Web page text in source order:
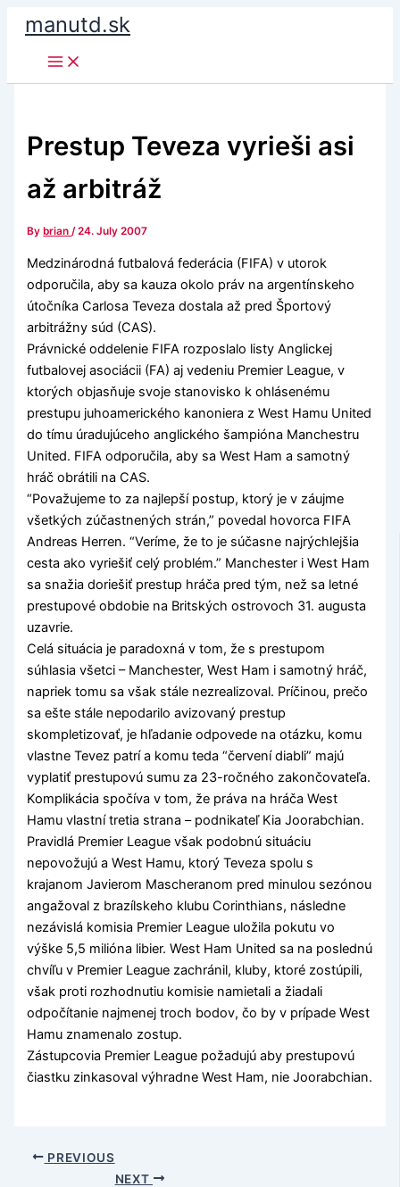
Skip
content
manutd.sk
Prestup Teveza vyrieši asi
až arbitráž
By brian/24. July 2007
Medzinárodná futbalová federácia (FIFA) v utorok
odporučila, aby sa kauza okolo práv na argentínskeho
útočníka Carlosa Teveza dostala až pred Športový
arbitrážny súd (CAS).
Právnické oddelenie FIFA rozposlalo listy Anglickej
futbalovej asociácii (FA) aj vedeniu Premier League, v
ktorých objasňuje svoje stanovisko k ohlásenému
prestupu juhoamerického kanoniera z West Hamu United
do tímu úradujúceho anglického šampióna Manchestru
United. FIFA odporučila, aby sa West Ham a samotný
hráč obrátili na CAS.
“Považujeme to za najlepší postup, ktorý je v záujme
všetkých zúčastnených strán,” povedal hovorca FIFA
Andreas Herren. “Veríme, že to je súčasne najrýchlejšia
cesta ako vyriešiť celý problém.” Manchester i West Ham
sa snažia doriešiť prestup hráča pred tým, než sa letné
prestupové obdobie na Britských ostrovoch 31. augusta
uzavrie.
Celá situácia je paradoxná v tom, že s prestupom
súhlasia všetci – Manchester, West Ham i samotný hráč,
napriek tomu sa však stále nezrealizoval. Príčinou, prečo
sa ešte stále nepodarilo avizovaný prestup
skompletizovať, je hľadanie odpovede na otázku, komu
vlastne Tevez patrí a komu teda “červení diabli” majú
vyplatiť prestupovú sumu za 23-ročného zakončovateľa.
Komplikácia spočíva v tom, že práva na hráča West
Hamu vlastní tretia strana – podnikateľ Kia Joorabchian.
Pravidlá Premier League však podobnú situáciu
nepovožujú a West Hamu, ktorý Teveza spolu s
krajanom Javierom Mascheranom pred minulou sezónou
angažoval z brazílskeho klubu Corinthians, následne
nezávislá komisia Premier League uložila pokutu vo
výške 5,5 milióna libier. West Ham United sa na poslednú
chvíľu v Premier League zachránil, kluby, ktoré zostúpili,
však proti rozhodnutiu komisie namietali a žiadali
odpočítanie najmenej troch bodov, čo by v prípade West
Hamu znamenalo zostup.
Zástupcovia Premier League požadujú aby prestupovú
čiastku zinkasoval výhradne West Ham, nie Joorabchian.
PREVIOUS
NEXT